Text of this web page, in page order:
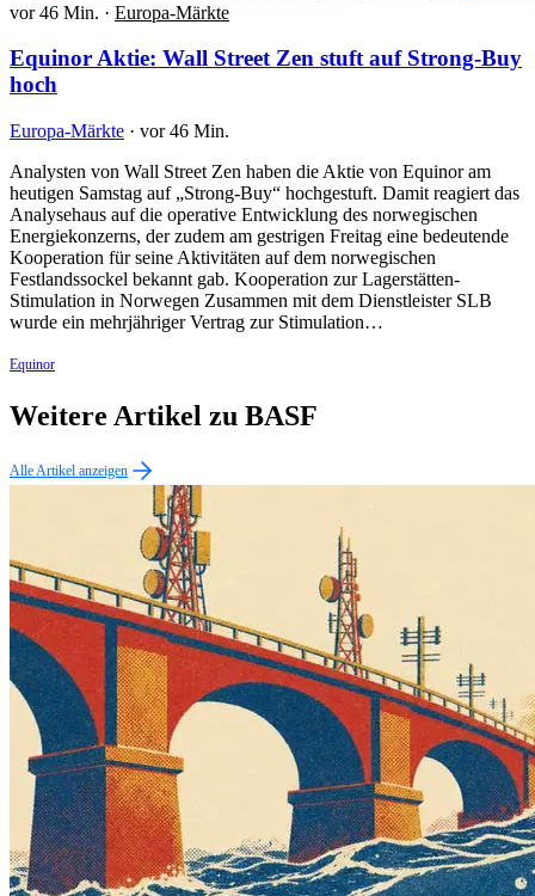
vor 46 Min. · Europa-Märkte
Equinor Aktie: Wall Street Zen stuft auf Strong-Buy
hoch
Europa-Märkte · vor 46 Min.
Analysten von Wall Street Zen haben die Aktie von Equinor am
heutigen Samstag auf „Strong-Buy“ hochgestuft. Damit reagiert das
Analysehaus auf die operative Entwicklung des norwegischen
Energiekonzerns, der zudem am gestrigen Freitag eine bedeutende
Kooperation für seine Aktivitäten auf dem norwegischen
Festlandssockel bekannt gab. Kooperation zur Lagerstätten-
Stimulation in Norwegen Zusammen mit dem Dienstleister SLB
wurde ein mehrjähriger Vertrag zur Stimulation…
Equinor
Weitere Artikel zu BASF
Alle Artikel anzeigen